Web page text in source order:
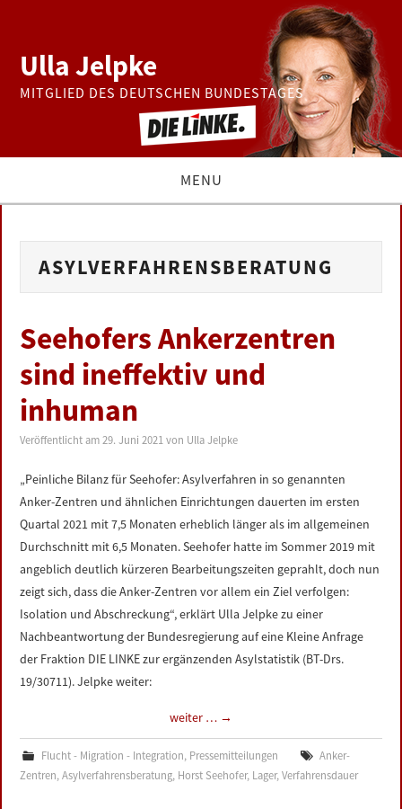
Ulla Jelpke
MITGLIED DES DEUTSCHEN BUNDESTAGES
MENU
BUNDESTAG
ZUR PERSON
LINKS
IMPRESSUM
ASYLVERFAHRENSBERATUNG
Seehofers Ankerzentren
sind ineffektiv und
inhuman
Veröffentlicht am29. Juni 2021 von Ulla Jelpke
„Peinliche Bilanz für Seehofer: Asylverfahren in so genannten
Anker-Zentren und ähnlichen Einrichtungen dauerten im ersten
Quartal 2021 mit 7,5 Monaten erheblich länger als im allgemeinen
Durchschnitt mit 6,5 Monaten. Seehofer hatte im Sommer 2019 mit
angeblich deutlich kürzeren Bearbeitungszeiten geprahlt, doch nun
zeigt sich, dass die Anker-Zentren vor allem ein Ziel verfolgen:
Isolation und Abschreckung“, erklärt Ulla Jelpke zu einer
Nachbeantwortung der Bundesregierung auf eine Kleine Anfrage
der Fraktion DIE LINKE zur ergänzenden Asylstatistik (BT-Drs.
19/30711). Jelpke weiter:
weiter … →
Flucht - Migration - Integration, Pressemitteilungen
Anker-
Zentren,Asylverfahrensberatung, Horst Seehofer, Lager,Verfahrensdauer